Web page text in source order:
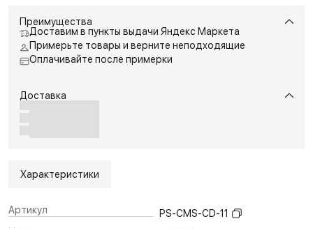
Преимущества
Доставим в пункты выдачи Яндекс Маркета
Примерьте товары и верните неподходящие
Оплачивайте после примерки
Доставка
Характеристики
Артикул
PS-CMS-CD-11